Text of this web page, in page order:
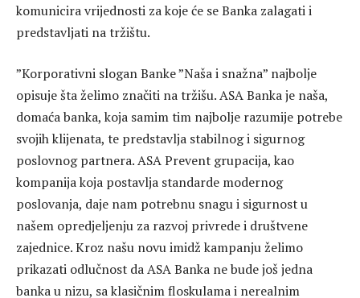
komunicira vrijednosti za koje će se Banka zalagati i
predstavljati na tržištu.
”Korporativni slogan Banke ”Naša i snažna” najbolje
opisuje šta želimo značiti na tržišu. ASA Banka je naša,
domaća banka, koja samim tim najbolje razumije potrebe
svojih klijenata, te predstavlja stabilnog i sigurnog
poslovnog partnera. ASA Prevent grupacija, kao
kompanija koja postavlja standarde modernog
poslovanja, daje nam potrebnu snagu i sigurnost u
našem opredjeljenju za razvoj privrede i društvene
zajednice. Kroz našu novu imidž kampanju želimo
prikazati odlučnost da ASA Banka ne bude još jedna
banka u nizu, sa klasičnim floskulama i nerealnim